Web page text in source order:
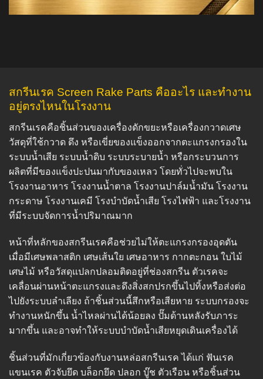
สกรีนเรค Screen Rake Parts คืออะไร และทำงาน
อยู่ตรงไหนในโรงงาน
สกรีนเรคคือชิ้นส่วนของเครื่องดักขยะหรือเครื่องกวาดเศษ
วัสดุที่ใช้กวาด ดึง หรือเขี่ยของแข็งออกจากตะแกรงกรองใน
ระบบน้ำเสีย ระบบน้ำดิบ ระบบระบายน้ำ หรือกระบวนการ
ผลิตที่มีของแข็งปะปนมากับของเหลว โดยทั่วไปจะพบใน
โรงงานอาหาร โรงงานน้ำตาล โรงงานปาล์มน้ำมัน โรงงาน
กระดาษ โรงงานเคมี โรงบำบัดน้ำเสีย โรงไฟฟ้า และโรงงาน
ที่มีระบบจัดการน้ำปริมาณมาก
หน้าที่หลักของสกรีนเรคคือช่วยไม่ให้ตะแกรงกรองอุดตัน
เมื่อมีเศษพลาสติก เศษเส้นใย เศษอาหาร กากตะกอน ใบไม้
เศษไม้ หรือวัสดุแปลกปลอมติดอยู่ที่ช่องสกรีน ตัวเรคจะ
เคลื่อนผ่านหน้าตะแกรงและดึงสิ่งสกปรกขึ้นไปทิ้งหรือส่งต่อ
ไปยังระบบลำเลียง ถ้าชิ้นส่วนนี้สึกหรือเสียหาย ระบบกรองจะ
ทำงานหนักขึ้น น้ำไหลผ่านได้น้อยลง ปั๊มด้านหลังรับภาระ
มากขึ้น และอาจทำให้ระบบบำบัดน้ำเสียหยุดเดินเครื่องได้
ชิ้นส่วนที่มักเกี่ยวข้องกับงานหล่อสกรีนเรค ได้แก่ ฟันเรค
แขนเรค ตัวจับยึด บล็อกยึด ปลอก บู๊ช ตัวเรือน หรือชิ้นส่วน